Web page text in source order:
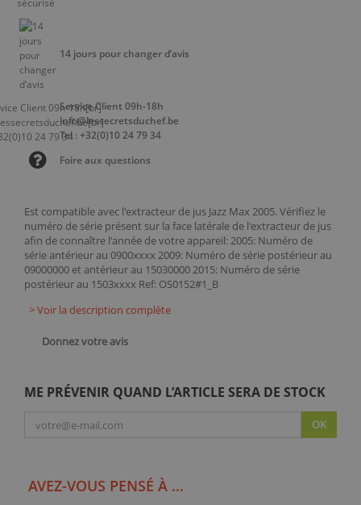
Est compatible avec l'extracteur de jus Jazz Max 2005. Vérifiez le
numéro de série présent sur la face latérale de l'extracteur de jus
afin de connaître l'année de votre appareil: 2005: Numéro de
série antérieur au 0900xxxx 2009: Numéro de série postérieur au
09000000 et antérieur au 15030000 2015: Numéro de série
postérieur au 1503xxxx Ref: OS0152#1_B
> Voir la description complète
Donnez votre avis
ME PRÉVENIR QUAND L’ARTICLE SERA DE STOCK
OK
14 jours pour changer d’avis
Service Client 09h-18h
info@lessecretsduchef.be
Tel : +32(0)10 24 79 34
Foire aux questions
AVEZ-VOUS PENSÉ À ...